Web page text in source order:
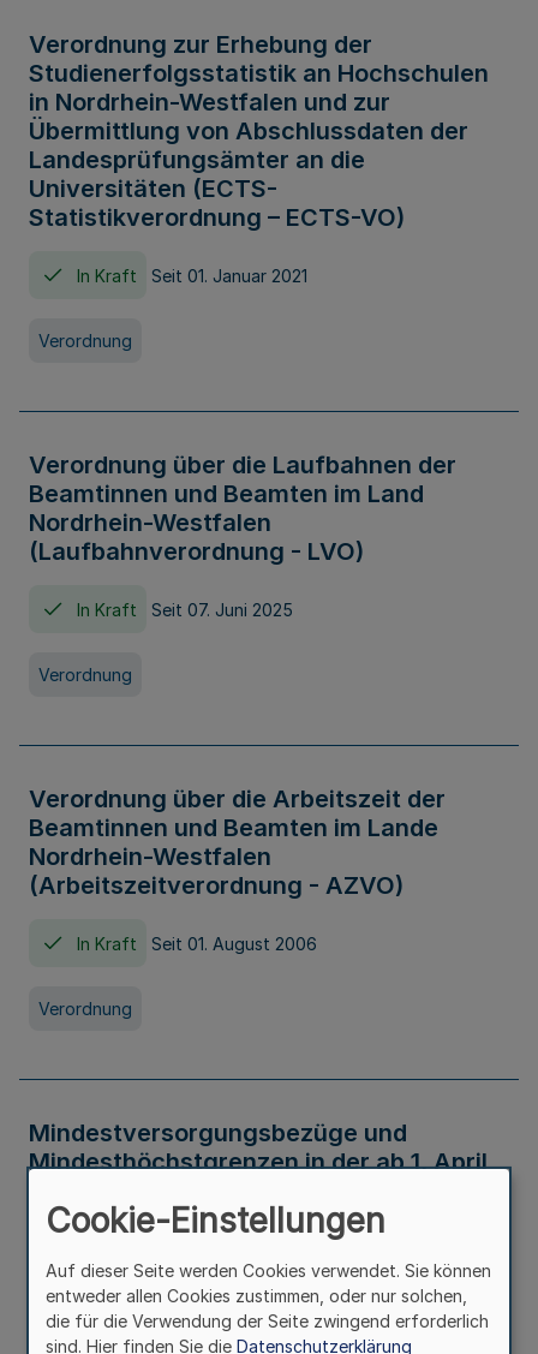
Verordnung zur Erhebung der
Studienerfolgsstatistik an Hochschulen
in Nordrhein-Westfalen und zur
Übermittlung von Abschlussdaten der
Landesprüfungsämter an die
Universitäten (ECTS-
Statistikverordnung – ECTS-VO)
In Kraft Seit 01. Januar 2021
Verordnung
Verordnung über die Laufbahnen der
Beamtinnen und Beamten im Land
Nordrhein-Westfalen
(Laufbahnverordnung - LVO)
In Kraft Seit 07. Juni 2025
Verordnung
Verordnung über die Arbeitszeit der
Beamtinnen und Beamten im Lande
Nordrhein-Westfalen
(Arbeitszeitverordnung - AZVO)
In Kraft Seit 01. August 2006
Verordnung
Mindestversorgungsbezüge und
Mindesthöchstgrenzen in der ab 1. April
Verwaltungsvorschrift
Cookie-Einstellungen
Auf dieser Seite werden Cookies verwendet. Sie können
entweder allen Cookies zustimmen, oder nur solchen,
die für die Verwendung der Seite zwingend erforderlich
sind. Hier finden Sie die Datenschutzerklärung